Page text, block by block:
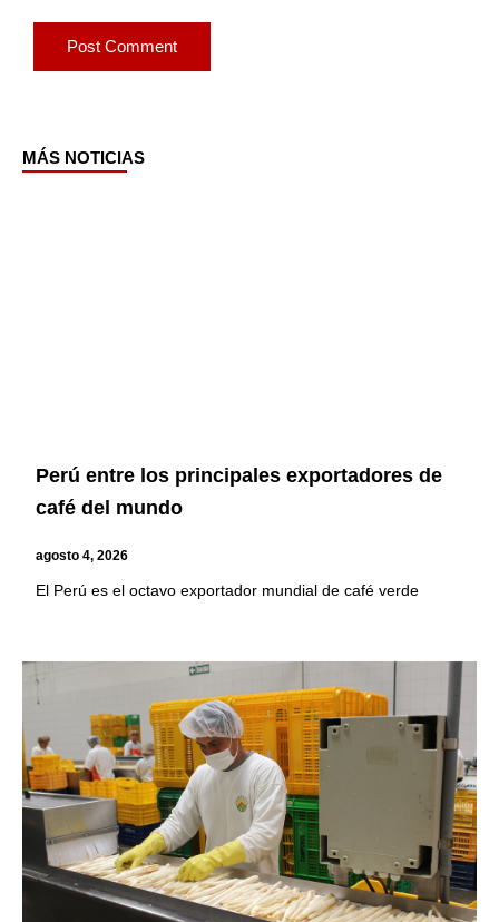
MÁS NOTICIAS
Perú entre los principales exportadores de
café del mundo
agosto 4, 2026
El Perú es el octavo exportador mundial de café verde